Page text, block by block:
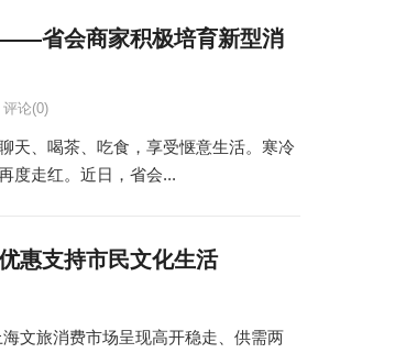
省会商家积极培育新型消
评论(0)
天、喝茶、吃食，享受惬意生活。寒冷
度走红。近日，省会...
惠支持市民文化生活
文旅消费市场呈现高开稳走、供需两